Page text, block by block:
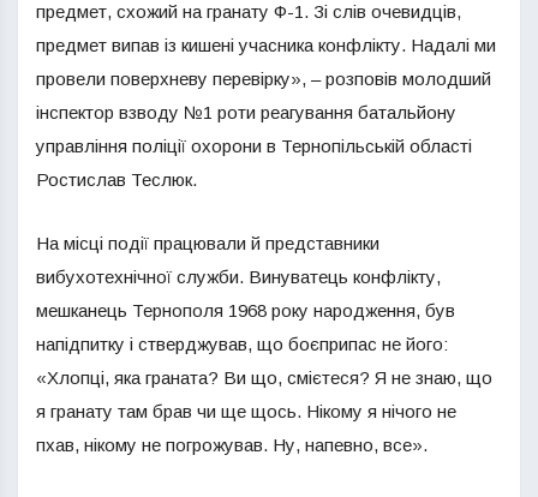
предмет, схожий на гранату Ф-1. Зі слів очевидців,
предмет випав із кишені учасника конфлікту. Надалі ми
провели поверхневу перевірку», – розповів молодший
інспектор взводу №1 роти реагування батальйону
управління поліції охорони в Тернопільській області
Ростислав Теслюк.
На місці події працювали й представники
вибухотехнічної служби. Винуватець конфлікту,
мешканець Тернополя 1968 року народження, був
напідпитку і стверджував, що боєприпас не його:
«Хлопці, яка граната? Ви що, смієтеся? Я не знаю, що
я гранату там брав чи ще щось. Нікому я нічого не
пхав, нікому не погрожував. Ну, напевно, все».